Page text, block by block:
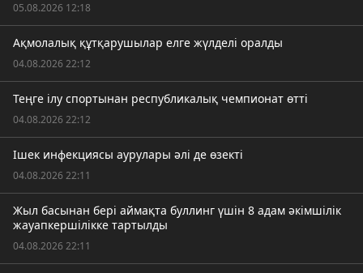
05.08.2026 12:18
Ақмолалық құтқарушылар елге жүлделі оралды
04.08.2026 22:12
Теңге ілу спортынан республикалық чемпионат өтті
04.08.2026 22:12
Ішек инфекциясы аурулары әлі де өзекті
04.08.2026 22:11
Жыл басынан бері аймақта буллинг үшін 8 адам әкімшілік
жауапкершілікке тартылды
04.08.2026 22:11